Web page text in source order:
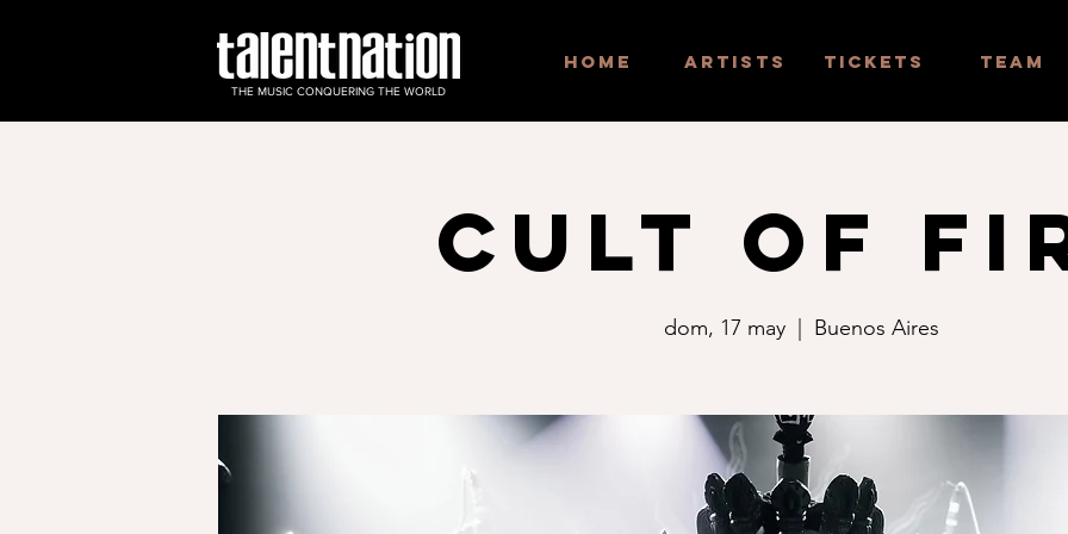
THE MUSIC CONQUERING THE WORLD
HOME ARTISTS TICKETS TEAM
CULT OF
dom, 17 may
  |
Buenos Aires